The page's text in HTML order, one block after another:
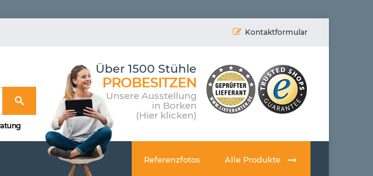
Kontaktformular
Über 1500 Stühle
PROBESITZEN
Unsere Ausstellung
in Borken
(Hier klicken)
Referenzfotos Alle Produkte